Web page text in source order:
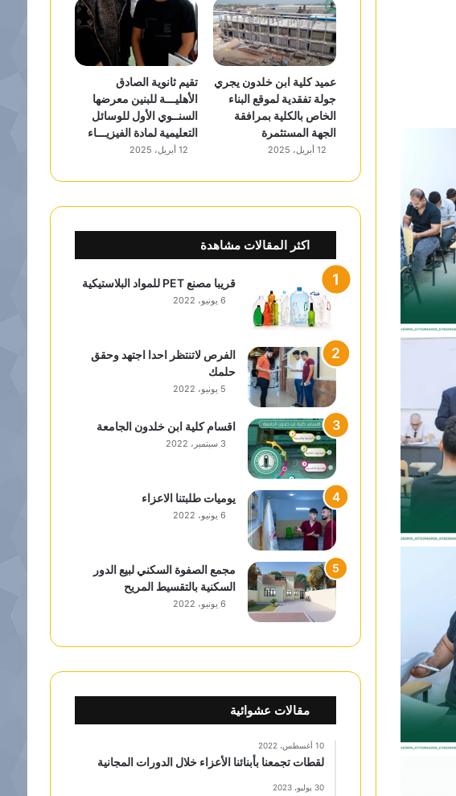
عميد كلية ابن خلدون يجري
جولة تفقدية لموقع البناء
الخاص بالكلية بمرافقة
الجهة المستثمرة
12 أبريل، 2025
تقيم ثانوية الصادق
الأهليـــة للبنين معرضها
السنــوي الأول للوسائل
التعليمية لمادة الفيزيـــاء
12 أبريل، 2025
اكثر المقالات مشاهدة
قريبا مصنع PET للمواد البلاستيكية
6 يونيو، 2022
الفرص لاتنتظر احدا اجتهد وحقق
حلمك
5 يونيو، 2022
اقسام كلية ابن خلدون الجامعة
3 سبتمبر، 2022
يوميات طلبتنا الاعزاء
6 يونيو، 2022
مجمع الصفوة السكني لبيع الدور
السكنية بالتقسيط المريح
6 يونيو، 2022
مقالات عشوائية
10 أغسطس، 2022
لقطات تجمعنا بأبنائنا الأعزاء خلال الدورات المجانية
30 يوليو، 2023